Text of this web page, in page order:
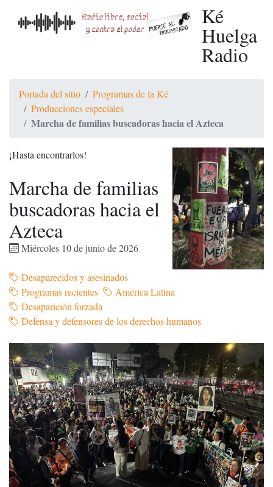
Ké
Huelga
Radio
Portada del sitio
Programas de la Ké
Producciones especiales
Marcha de familias buscadoras hacia el Azteca
¡Hasta encontrarlos!
Marcha de familias
buscadoras hacia el
Azteca
Miércoles 10 de junio de 2026
Desaparecidos y asesinados
Programas recientes
América Latina
Desaparición forzada
Defensa y defensores de los derechos humanos